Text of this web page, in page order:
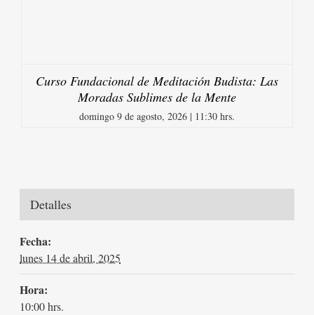
Curso Fundacional de Meditación Budista: Las
Moradas Sublimes de la Mente
domingo 9 de agosto, 2026 | 11:30 hrs.
Detalles
Fecha:
lunes 14 de abril, 2025
Hora:
10:00 hrs.